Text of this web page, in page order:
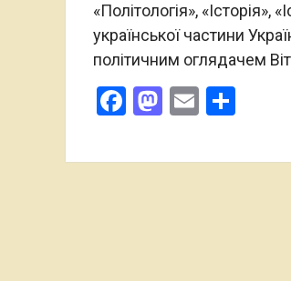
«Політологія», «Історія»,
української частини
політичним оглядачем
Facebook
Mastodon
Email